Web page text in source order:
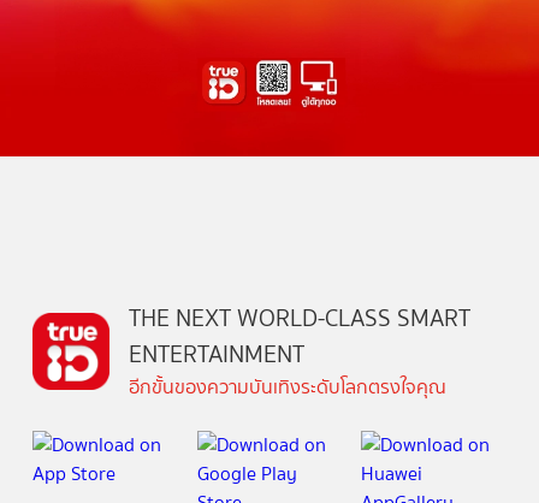
THE NEXT WORLD-CLASS SMART
ENTERTAINMENT
อีกขั้นของความบันเทิงระดับโลกตรงใจคุณ